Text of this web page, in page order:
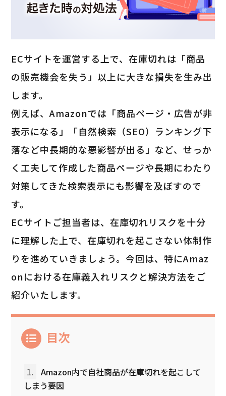
ECサイトを運営する上で、在庫切れは「商品
の販売機会を失う」以上に大きな損失を生み出
します。
例えば、Amazonでは「商品ページ・広告が非
表示になる」「自然検索（SEO）ランキング下
落など中長期的な悪影響が出る」など、せっか
く工夫して作成した商品ページや長期にわたり
対策してきた検索表示にも影響を及ぼすので
す。
ECサイトご担当者は、在庫切れリスクを十分
に理解した上で、在庫切れを起こさない体制作
りを進めていきましょう。今回は、特にAmaz
onにおける在庫義入れリスクと解決方法をご
紹介いたします。
目次
1.
Amazon内で自社商品が在庫切れを起こして
しまう要因